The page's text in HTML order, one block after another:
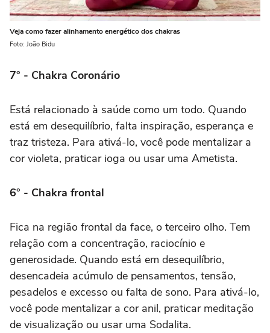
Veja como fazer alinhamento energético dos chakras
Foto: João Bidu
7° - Chakra Coronário
Está relacionado à saúde como um todo. Quando
está em desequilíbrio, falta inspiração, esperança e
traz tristeza. Para ativá-lo, você pode mentalizar a
cor violeta, praticar ioga ou usar uma Ametista.
6° - Chakra frontal
Fica na região frontal da face, o terceiro olho. Tem
relação com a concentração, raciocínio e
generosidade. Quando está em desequilíbrio,
desencadeia acúmulo de pensamentos, tensão,
pesadelos e excesso ou falta de sono. Para ativá-lo,
você pode mentalizar a cor anil, praticar meditação
de visualização ou usar uma Sodalita.